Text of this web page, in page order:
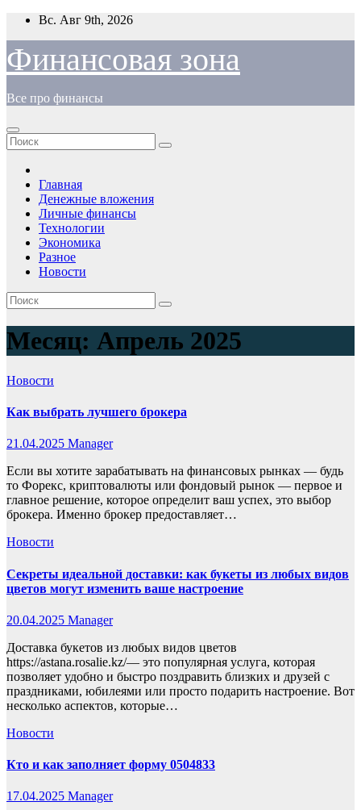
Перейти
содержимому
Вс. Авг 9th, 2026
Финансовая зона
Все про финансы
Главная
Денежные вложения
Личные финансы
Технологии
Экономика
Разное
Новости
Месяц: Апрель 2025
Новости
Как выбрать лучшего брокера
21.04.2025 Manager
Если вы хотите зарабатывать на финансовых рынках — будь
то Форекс, криптовалюты или фондовый рынок — первое и
главное решение, которое определит ваш успех, это выбор
брокера. Именно брокер предоставляет…
Новости
Секреты идеальной доставки: как букеты из любых видов
цветов могут изменить ваше настроение
20.04.2025 Manager
Доставка букетов из любых видов цветов
https://astana.rosalie.kz/— это популярная услуга, которая
позволяет удобно и быстро поздравить близких и друзей с
праздниками, юбилеями или просто подарить настроение. Вот
несколько аспектов, которые…
Новости
Кто и как заполняет форму 0504833
17.04.2025 Manager